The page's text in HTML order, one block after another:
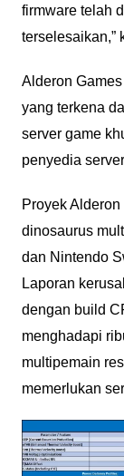
firmware telah
terselesaikan,”
Alderon
yang terkena
server game
penyedia
Proyek
dinosaurus
dan Nintendo
Laporan
dengan build
menghadapi
multipemain
memerlukan